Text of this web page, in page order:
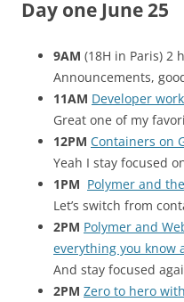
Day one June 25
9AM (18H in Paris) 2
Announcements,
11AM Developer
Great one of my
12PM Containers on
Yeah I stay focused
1PM Polymer and
Let’s switch from
2PM Polymer and
everything you know
And stay focused
2PM Zero to hero